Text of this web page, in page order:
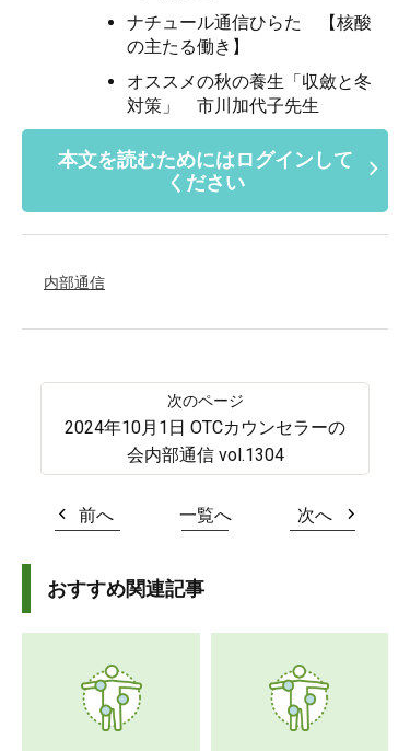
ナチュール通信ひらた 【核酸
の主たる働き】
オススメの秋の養生「収斂と冬
対策」 市川加代子先生
本文を読むためにはログインして
ください
内部通信
2024年10月1日 OTCカウンセラーの
会内部通信 vol.1304
前へ 一覧へ 次へ
おすすめ関連記事